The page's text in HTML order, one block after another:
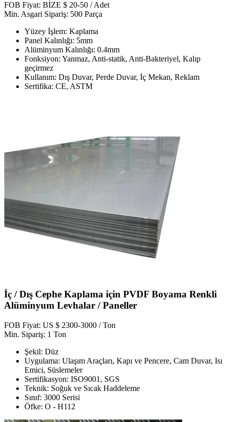
FOB Fiyat: BİZE $ 20-50 / Adet
Min. Asgari Sipariş: 500 Parça
Yüzey İşlem: Kaplama
Panel Kalınlığı: 5mm
Alüminyum Kalınlığı: 0.4mm
Fonksiyon: Yanmaz, Anti-statik, Anti-Bakteriyel, Kalıp
geçirmez
Kullanım: Dış Duvar, Perde Duvar, İç Mekan, Reklam
Sertifika: CE, ASTM
İç / Dış Cephe Kaplama için PVDF Boyama Renkli
Alüminyum Levhalar / Paneller
FOB Fiyat: US $ 2300-3000 / Ton
Min. Sipariş: 1 Ton
Şekil: Düz
Uygulama: Ulaşım Araçları, Kapı ve Pencere, Cam Duvar, Isı
Emici, Süslemeler
Sertifikasyon: ISO9001, SGS
Teknik: Soğuk ve Sıcak Haddeleme
Sınıf: 3000 Serisi
Öfke: O - H112